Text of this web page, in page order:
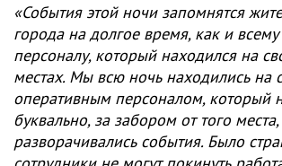
«События этой ночи запомнятся
города на долгое время, как и
персоналу, который находился на
местах. Мы всю ночь находились на
оперативным персоналом, который
буквально, за забором от того места,
разворачивались события. Было